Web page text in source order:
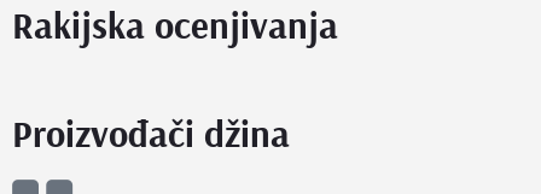
Rakijska ocenjivanja
Proizvođači džina